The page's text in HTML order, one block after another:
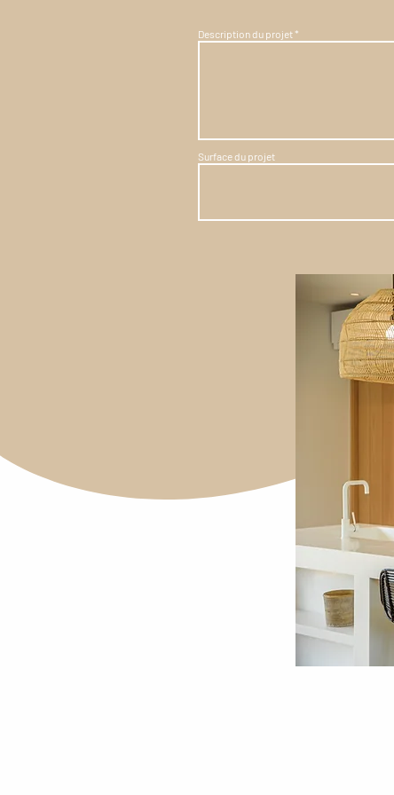
Description du projet
Surface du projet